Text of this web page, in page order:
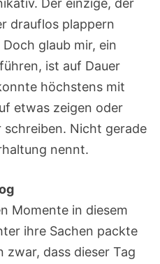
drauflos plappern
glaub mir, ein
ist auf Dauer
höchstens mit
etwas zeigen oder
schreiben. Nicht gerade
nennt.
Momente in diesem
ihre Sachen packte
zwar, dass dieser Tag